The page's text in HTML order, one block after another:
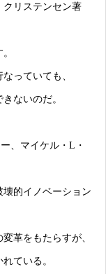
クリステンセン著
っていても、
ないのだ。
、マイケル・L・
的イノベーション
革をもたらすが、
ている。